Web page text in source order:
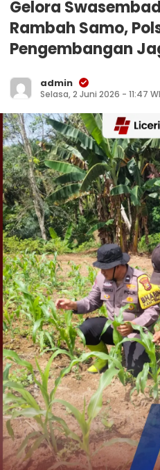
Gelora
Rambah Samo,
Pengembangan
admin
Selasa, 2 Juni 2026 - 11:47